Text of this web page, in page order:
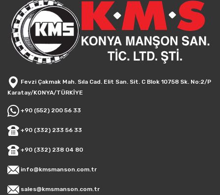
Fevzi Çakmak Mah. Sıla Cad. Elit San. Sit. C Blok 10758 Sk. No:2/P
Karatay/KONYA/TÜRKİYE
+90 (552) 200 56 33
+90 (332) 233 56 33
+90 (332) 238 04 80
info@kmsmanson.com.tr
sales@kmsmanson.com.tr